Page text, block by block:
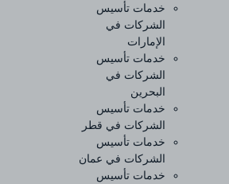
خدمات تأسيس
الشركات في
الإمارات
خدمات تأسيس
الشركات في
البحرين
خدمات تأسيس
الشركات في قطر
خدمات تأسيس
الشركات في عمان
خدمات تأسيس